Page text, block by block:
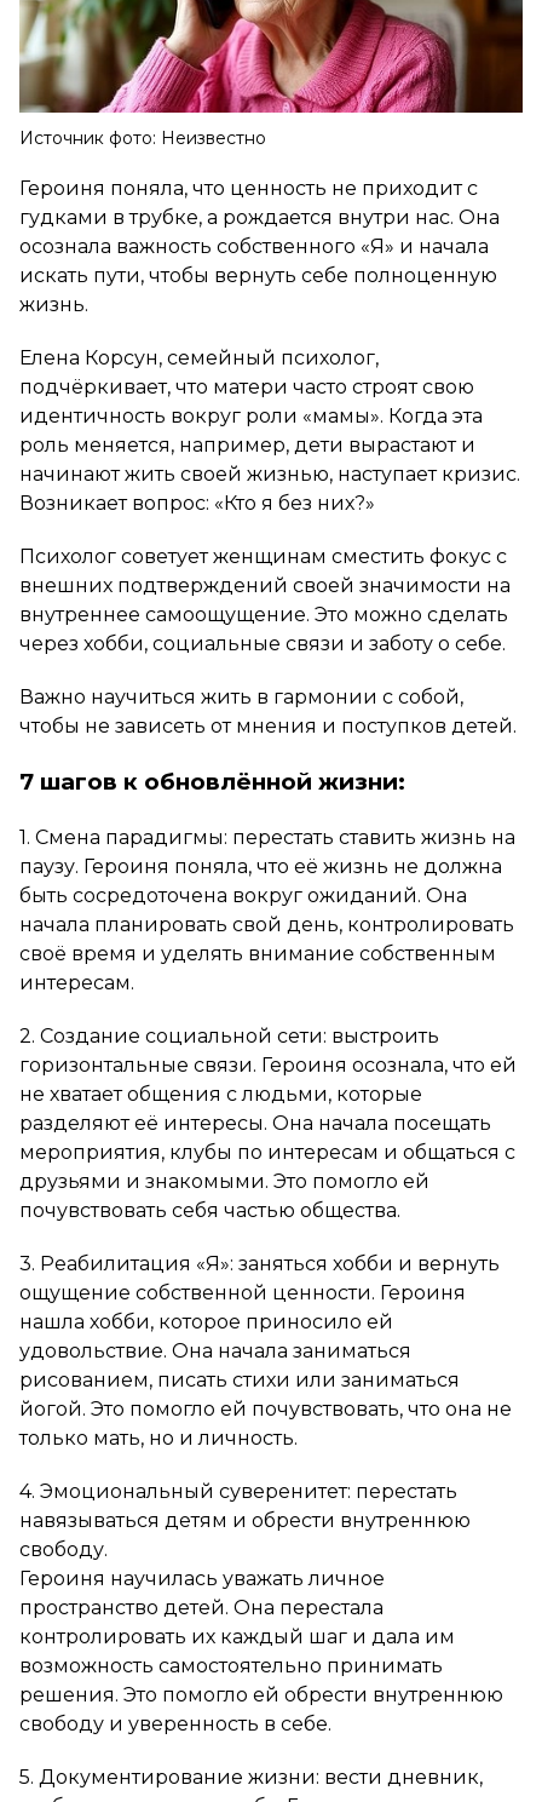
Источник фото: Неизвестно
Героиня поняла, что ценность не приходит с
гудками в трубке, а рождается внутри нас. Она
осознала важность собственного «Я» и начала
искать пути, чтобы вернуть себе полноценную
жизнь.
Елена Корсун, семейный психолог,
подчёркивает, что матери часто строят свою
идентичность вокруг роли «мамы». Когда эта
роль меняется, например, дети вырастают и
начинают жить своей жизнью, наступает кризис.
Возникает вопрос: «Кто я без них?»
Психолог советует женщинам сместить фокус с
внешних подтверждений своей значимости на
внутреннее самоощущение. Это можно сделать
через хобби, социальные связи и заботу о себе.
Важно научиться жить в гармонии с собой,
чтобы не зависеть от мнения и поступков детей.
7 шагов к обновлённой жизни:
1. Смена парадигмы: перестать ставить жизнь на
паузу. Героиня поняла, что её жизнь не должна
быть сосредоточена вокруг ожиданий. Она
начала планировать свой день, контролировать
своё время и уделять внимание собственным
интересам.
2. Создание социальной сети: выстроить
горизонтальные связи. Героиня осознала, что ей
не хватает общения с людьми, которые
разделяют её интересы. Она начала посещать
мероприятия, клубы по интересам и общаться с
друзьями и знакомыми. Это помогло ей
почувствовать себя частью общества.
3. Реабилитация «Я»: заняться хобби и вернуть
ощущение собственной ценности. Героиня
нашла хобби, которое приносило ей
удовольствие. Она начала заниматься
рисованием, писать стихи или заниматься
йогой. Это помогло ей почувствовать, что она не
только мать, но и личность.
4. Эмоциональный суверенитет: перестать
навязываться детям и обрести внутреннюю
свободу.
Героиня научилась уважать личное
пространство детей. Она перестала
контролировать их каждый шаг и дала им
возможность самостоятельно принимать
решения. Это помогло ей обрести внутреннюю
свободу и уверенность в себе.
5. Документирование жизни: вести дневник,